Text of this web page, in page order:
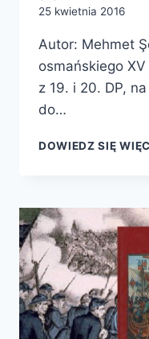
25 kwietnia 2016
Autor: Mehmet
osmańskiego
z 19. i 20. DP,
do…
DOWIEDZ SIĘ